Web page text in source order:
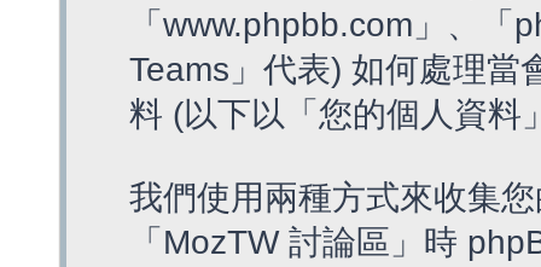
「www.phpbb.com」、
Teams」代表) 如何處理當
料 (以下以「您的個人資料
我們使用兩種方式來收集
「MozTW 討論區」時